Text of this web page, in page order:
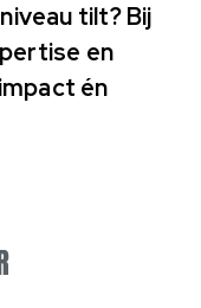
tilt? Bij
en
én